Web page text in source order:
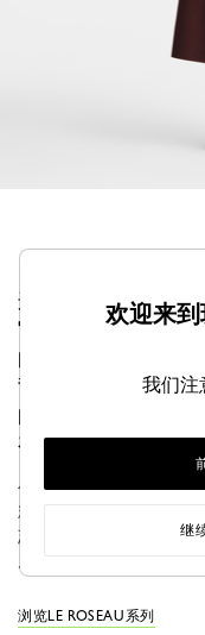
这款粒面大牛皮皮
它非常适合日常使
的空间。其可调节
背或手提。竹扣像
的女性气质。清新
在流金岁月中更增
作为 Maison 的标志性
精湛的皮革工艺和手
志，宛如模特身上装
浏览LE ROSEAU系列
欢迎来
我们注
继